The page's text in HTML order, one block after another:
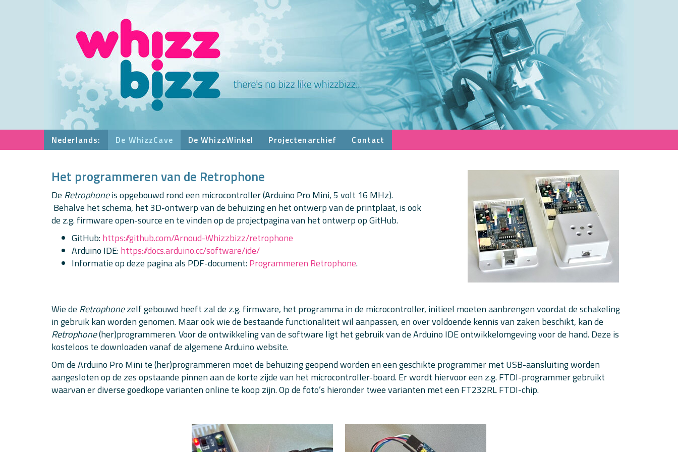
Nederlands: De WhizzCave De WhizzWinkel Projectenarchief Contact
Het programmeren van de Retrophone
De Retrophoneis opgebouwd rond een microcontroller (Arduino Pro Mini, 5 volt 16 MHz).
Behalve het schema, het 3D-ontwerp van de behuizing en het ontwerp van de printplaat, is ook
de z.g. firmware open-source en te vinden op de projectpagina van het ontwerp op GitHub.
GitHub:https://github.com/Arnoud-Whizzbizz/retrophone
Arduino IDE:https://docs.arduino.cc/software/ide/
Informatie op deze pagina als PDF-document:Programmeren Retrophone.
Wie de Retrophonezelf gebouwd heeft zal de z.g. firmware, het programma in de microcontroller, initieel moeten aanbrengen voordat de schakeling
in gebruik kan worden genomen. Maar ook wie de bestaande functionaliteit wil aanpassen, en over voldoende kennis van zaken beschikt, kan de
Retrophone(her)programmeren. Voor de ontwikkeling van de software ligt het gebruik van de Arduino IDE ontwikkelomgeving voor de hand. Deze is
kosteloos te downloaden vanaf de algemene Arduino website.
Om de Arduino Pro Mini te (her)programmeren moet de behuizing geopend worden en een geschikte programmer met USB-aansluiting worden
aangesloten op de zes opstaande pinnen aan de korte zijde van het microcontroller-board. Er wordt hiervoor een z.g. FTDI-programmer gebruikt
waarvan er diverse goedkope varianten online te koop zijn. Op de foto’s hieronder twee varianten met een FT232RL FTDI-chip.